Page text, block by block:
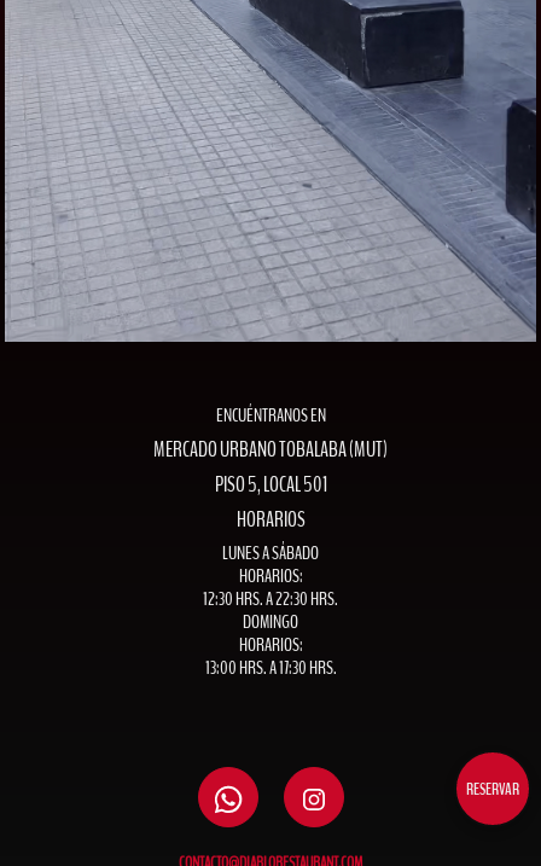
RESERVAR
ENCUÉNTRANOS EN
MERCADO URBANO TOBALABA (MUT)
PISO 5, LOCAL 501
HORARIOS
LUNES A SÁBADO
HORARIOS:
12:30 HRS. A 22:30 HRS.
DOMINGO
HORARIOS:
13:00 HRS. A 17:30 HRS.